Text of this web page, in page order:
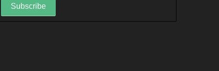
Subscribe